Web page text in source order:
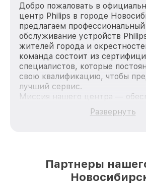
Добро пожаловать в
центр Philips в городе
предлагаем
обслуживание устройств
жителей города и
команда состоит из
специалистов, которые
свою квалификацию, чтобы
лучший сервис.
Миссия нашего центра —
качественный и доступный
каждого пользователя
лучшим сервисным центром
Новосибирске, постоянно
Развернуть
Партнеры